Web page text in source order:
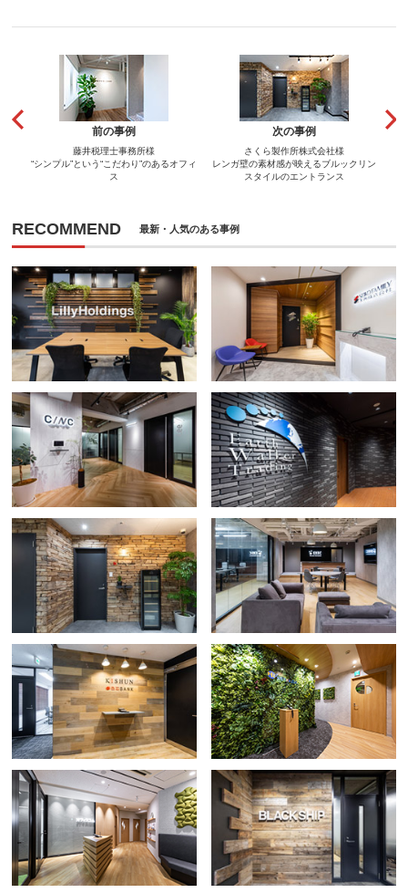
前の事例
藤井税理士事務所様
“シンプル”という“こだわり”のあるオフィ
ス
次の事例
さくら製作所株式会社様
レンガ壁の素材感が映えるブルックリン
スタイルのエントランス
RECOMMEND 最新・人気のある事例